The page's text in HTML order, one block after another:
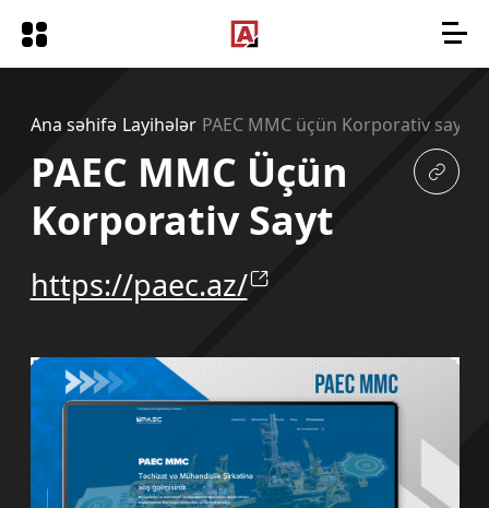
Ana səhifə Layihələr PAEC MMC üçün Korporativ sayt
PAEC MMC Üçün
Korporativ Sayt
https://paec.az/